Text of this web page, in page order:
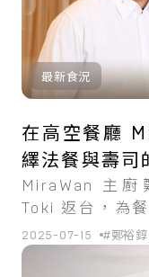
最新食況
在高空餐廳
繹法餐與壽司
MiraWan 主
Toki 返台，為
優雅法餐的期間
2025-07-15 #鄭裕